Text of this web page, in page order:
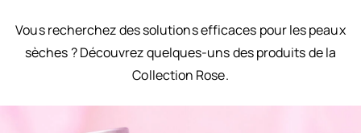
Vous recherchez des solutions efficaces pour les peaux
sèches ? Découvrez quelques-uns des produits de la
Collection Rose.